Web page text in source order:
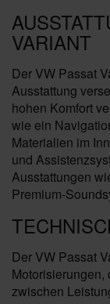
VARIANT
Der VW Passat
Ausstattung
hohen Komfort
wie ein
Materialien im
und
Ausstattungen
Premium-
Der VW Passat
zwischen